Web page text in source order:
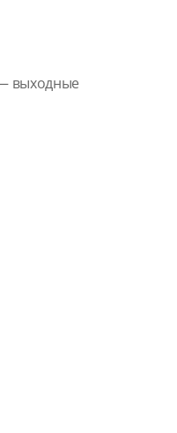
выходные